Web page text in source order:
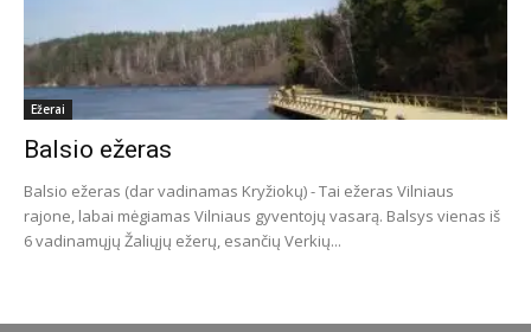
Ežerai
Balsio ežeras
Balsio ežeras (dar vadinamas Kryžiokų) - Tai ežeras Vilniaus
rajone, labai mėgiamas Vilniaus gyventojų vasarą. Balsys vienas iš
6 vadinamųjų Žaliųjų ežerų, esančių Verkių...